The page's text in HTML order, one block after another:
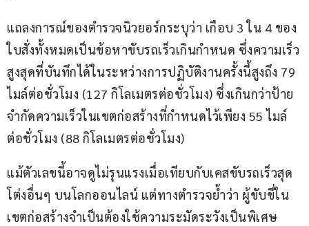
แถลงการณ์ของตำรวจนิวยอร์กระบุว่า เกือบ 3 ใน 4 ของ
ใบสั่งทั้งหมดเป็นข้อหาขับรถเร็วเกินกำหนด ซึ่งความเร็ว
สูงสุดที่บันทึกได้ในระหว่างการปฏิบัติงานครั้งนี้สูงถึง 79
ไมล์ต่อชั่วโมง (127 กิโลเมตรต่อชั่วโมง) ซึ่งเกินกว่าป้าย
จำกัดความเร็วในเขตก่อสร้างที่กำหนดไว้เพียง 55 ไมล์
ต่อชั่วโมง (88 กิโลเมตรต่อชั่วโมง)
แม้ตัวเลขนี้อาจดูไม่รุนแรงเมื่อเทียบกับเคสขับรถเร็วสุด
โต่งอื่นๆ บนโลกออนไลน์ แต่ทางตำรวจย้ำว่า ผู้ขับขี่ใน
เขตก่อสร้างจำเป็นต้องใช้ความระมัดระวังเป็นพิเศษ